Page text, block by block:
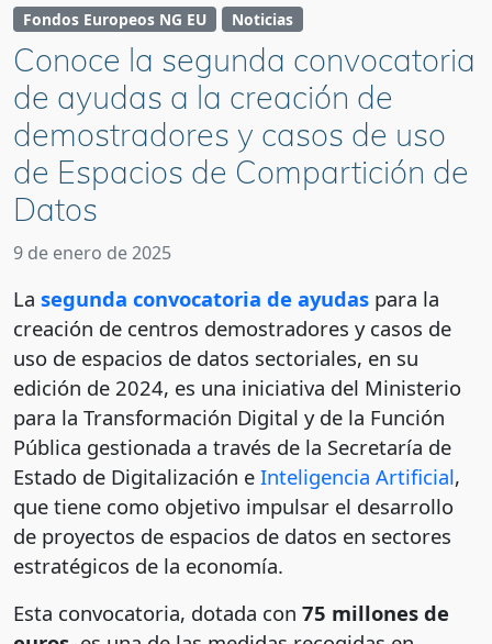
Fondos Europeos NG EU Noticias
Conoce la segunda convocatoria
de ayudas a la creación de
demostradores y casos de uso
de Espacios de Compartición de
Datos
9 de enero de 2025
La segunda convocatoria de ayudas para la
creación de centros demostradores y casos de
uso de espacios de datos sectoriales, en su
edición de 2024, es una iniciativa del Ministerio
para la Transformación Digital y de la Función
Pública gestionada a través de la Secretaría de
Estado de Digitalización e Inteligencia Artificial,
que tiene como objetivo impulsar el desarrollo
de proyectos de espacios de datos en sectores
estratégicos de la economía.
Esta convocatoria, dotada con 75 millones de